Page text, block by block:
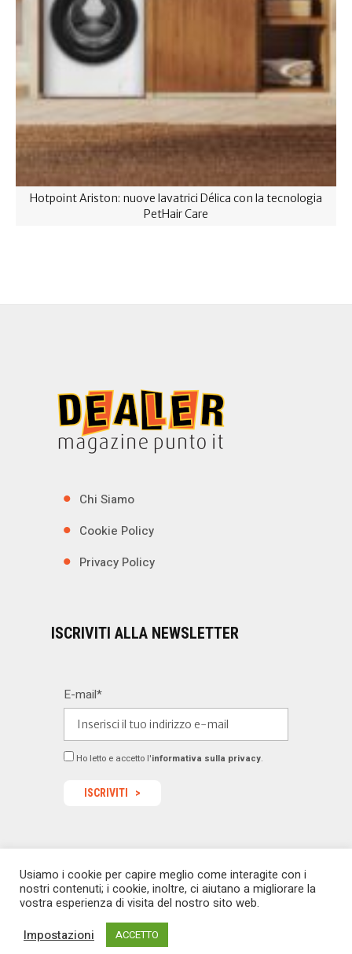
Hotpoint Ariston: nuove lavatrici Délica con la tecnologia
PetHair Care
Chi Siamo
Cookie Policy
Privacy Policy
ISCRIVITI ALLA NEWSLETTER
E-mail*
Ho letto e accetto l'informativa sulla privacy.
© 2022 Dealermagazine.it - Tutti i diritti riservati -
redazione@dealermagazine.itsito realizzato da
Usiamo i cookie per capire meglio come interagite con i
nostri contenuti; i cookie, inoltre, ci aiutano a migliorare la
vostra esperienza di visita del nostro sito web.
Impostazioni ACCETTO